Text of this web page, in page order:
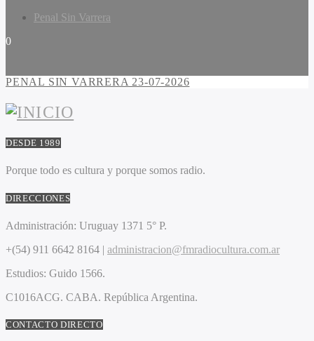
Penal Sin Varrera
0
PENAL SIN VARRERA 23-07-2026
DESDE 1989
Porque todo es cultura y porque somos radio.
DIRECCIONES
Administración: Uruguay 1371 5° P.
+(54) 911 6642 8164 | administracion@fmradiocultura.com.ar
Estudios: Guido 1566.
C1016ACG. CABA. República Argentina.
CONTACTO DIRECTO